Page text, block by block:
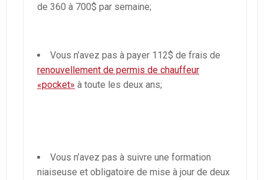
de 360 à 700$ par semaine;
Vous n’avez pas à payer 112$ de frais de
renouvellement de permis de chauffeur
«pocket» à toute les deux ans;
Vous n’avez pas à suivre une formation
niaiseuse et obligatoire de mise à jour de deux